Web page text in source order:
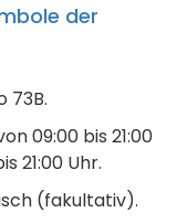
der
73B.
09:00 bis 21:00
21:00 Uhr.
(fakultativ).